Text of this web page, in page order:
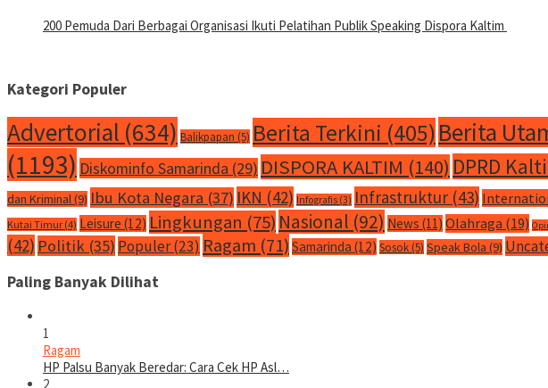
200 Pemuda Dari Berbagai Organisasi Ikuti Pelatihan Publik Speaking Dispora Kaltim
Kategori Populer
Advertorial (634) Balikpapan (5) Berita Terkini (405)Berita
(1193) Diskominfo Samarinda (29) DISPORA KALTIM (140) DPRD
dan Kriminal(9) Ibu Kota Negara (37) IKN (42) Infografis (3) Infrastruktur (43)
Kutai Timur (4) Leisure (12) Lingkungan (75) Nasional (92) News (11) Olahraga (19)
(42) Politik (35) Populer(23) Ragam (71) Samarinda (12) Sosok(5) Speak Bola (9)
Paling Banyak Dilihat
1
Ragam
HP Palsu Banyak Beredar: Cara Cek HP Asl…
2